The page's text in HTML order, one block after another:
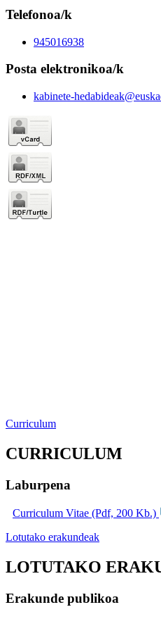
Telefonoa/k
945016938
Posta elektronikoa/k
kabinete-
Curriculum
CURRICULUM
Laburpena
Curriculum Vitae (Pdf, 200 Kb.)
Lotutako erakundeak
LOTUTAKO
Erakunde publikoa